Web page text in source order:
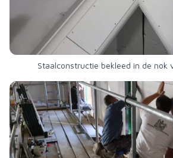
Staalconstructie bekleed in de nok